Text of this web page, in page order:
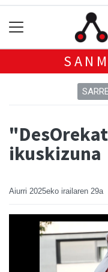
ikuskizuna
Aiurri 2025eko irailaren 29a